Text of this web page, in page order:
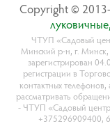
Copyright ©
ЧТУП «Садовый
Минский р-н, г.
зарегистрирован
регистрации в
контактных
рассматривать
- ЧТУП «Садовый
+375296909400,